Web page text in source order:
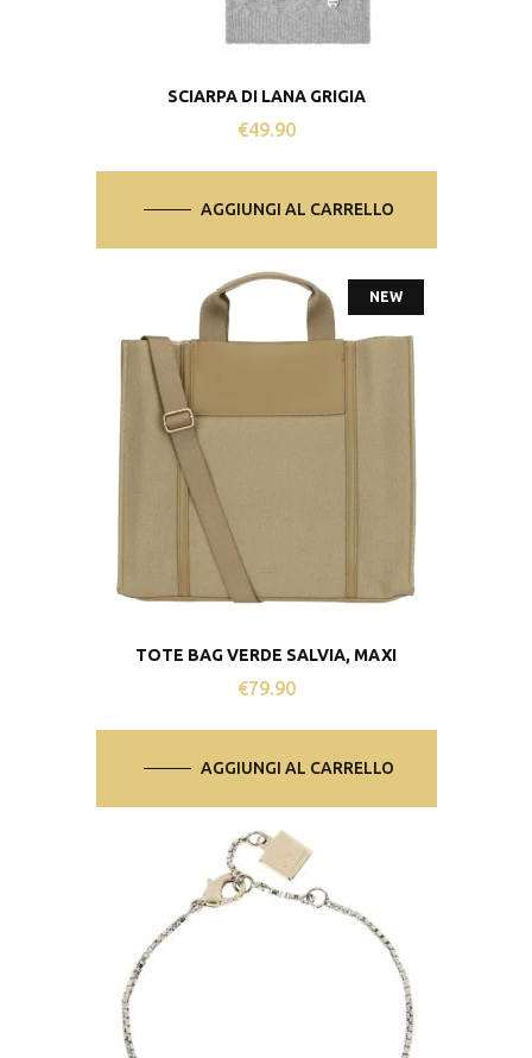
SCIARPA DI LANA GRIGIA
€49.90
AGGIUNGI AL CARRELLO
NEW
TOTE BAG VERDE SALVIA, MAXI
€79.90
AGGIUNGI AL CARRELLO